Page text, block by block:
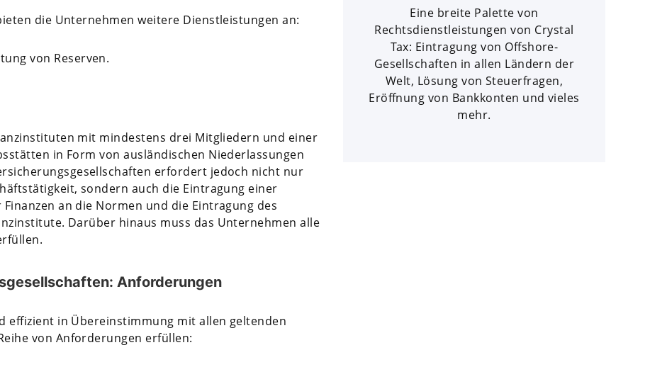
die Unternehmen weitere Dienstleistungen an:
von Reserven.
mit mindestens drei Mitgliedern und einer
in Form von ausländischen Niederlassungen
erfordert jedoch nicht nur
sondern auch die Eintragung einer
an die Normen und die Eintragung des
Darüber hinaus muss das Unternehmen alle
Anforderungen
effizient in Übereinstimmung mit allen geltenden
von Anforderungen erfüllen:
Eine breite Palette von
Rechtsdienstleistungen von Crystal
Tax: Eintragung von Offshore-
Gesellschaften in allen Ländern der
Welt, Lösung von Steuerfragen,
Eröffnung von Bankkonten und vieles
mehr.